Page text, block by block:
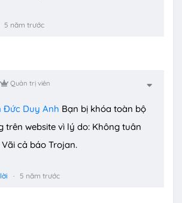
5 năm trước
Quản trị viên
Đức Duy Anh Bạn bị khóa toàn bộ
trên website vì lý do: Không tuân
Vãi cả báo Trojan.
5 năm trước